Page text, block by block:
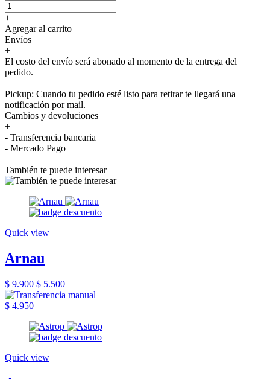
+
Agregar al carrito
Envíos
+
El costo del envío será abonado al momento de la entrega del
pedido.
Pickup: Cuando tu pedido esté listo para retirar te llegará una
notificación por mail.
Cambios y devoluciones
+
- Transferencia bancaria
- Mercado Pago
También te puede interesar
Quick view
Arnau
$ 9.900 $ 5.500
$ 4.950
Quick view